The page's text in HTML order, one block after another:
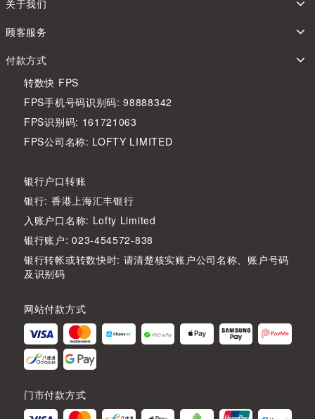
关于我们
顾客服务
付款方式
转数快 FPS
FPS手机号码识别码: 98888342
FPS识别码: 161721063
FPS公司名称: LOFTY LIMITED
银行户口转账
银行: 香港上海汇丰银行
入账户口名称: Lofty Limited
银行账户: 023-454572-838
银行转帐或转数快时: 请清楚核实账户公司名称、账户号码
及识别码
网站付款方式
门市付款方式